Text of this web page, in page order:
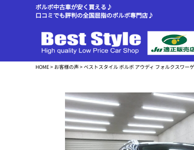
ボルボ中古車が安く買える♪
口コミでも評判の全国屈指のボルボ専門店♪
HOME> お客様の声> ベストスタイル ボルボ アウディ フォルクスワー